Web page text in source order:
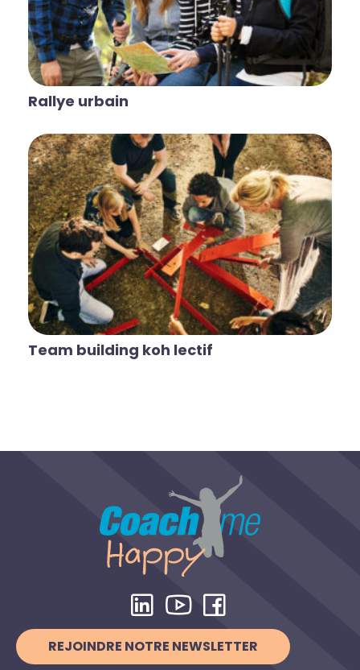
Rallye urbain
Team building koh lectif
REJOINDRE NOTRE NEWSLETTER